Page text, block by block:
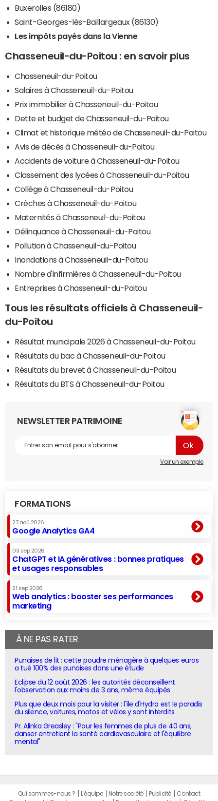
Buxerolles (86180)
Saint-Georges-lès-Baillargeaux (86130)
Les impôts payés dans la Vienne
Chasseneuil-du-Poitou : en savoir plus
Chasseneuil-du-Poitou
Salaires à Chasseneuil-du-Poitou
Prix immobilier à Chasseneuil-du-Poitou
Dette et budget de Chasseneuil-du-Poitou
Climat et historique météo de Chasseneuil-du-Poitou
Avis de décès à Chasseneuil-du-Poitou
Accidents de voiture à Chasseneuil-du-Poitou
Classement des lycées à Chasseneuil-du-Poitou
Collège à Chasseneuil-du-Poitou
Crèches à Chasseneuil-du-Poitou
Maternités à Chasseneuil-du-Poitou
Délinquance à Chasseneuil-du-Poitou
Pollution à Chasseneuil-du-Poitou
Inondations à Chasseneuil-du-Poitou
Nombre d'infirmières à Chasseneuil-du-Poitou
Entreprises à Chasseneuil-du-Poitou
Tous les résultats officiels à Chasseneuil-
du-Poitou
Résultat municipale 2026 à Chasseneuil-du-Poitou
Résultats du bac à Chasseneuil-du-Poitou
Résultats du brevet à Chasseneuil-du-Poitou
Résultats du BTS à Chasseneuil-du-Poitou
NEWSLETTER PATRIMOINE
Voir un exemple
FORMATIONS
27 aoû 2026
Google Analytics GA4
03 sep 2026
ChatGPT et IA génératives : bonnes pratiques
et usages responsables
21 sep 2026
Web analytics : booster ses performances
marketing
À NE PAS RATER
Punaises de lit : cette poudre ménagère à quelques euros
a tué 100% des punaises dans une étude
Eclipse du 12 août 2026 : les autorités déconseillent
l'observation aux moins de 3 ans, même équipés
Plus que deux mois pour la visiter : l'île d'Hydra est le paradis
du silence, voitures, motos et vélos y sont interdits
Pr. Alinka Greasley : "Pour les femmes de plus de 40 ans,
danser entretient la santé cardiovasculaire et l'équilibre
mental"
Qui sommes-nous ? L'équipe Notre société Publicité
Contact